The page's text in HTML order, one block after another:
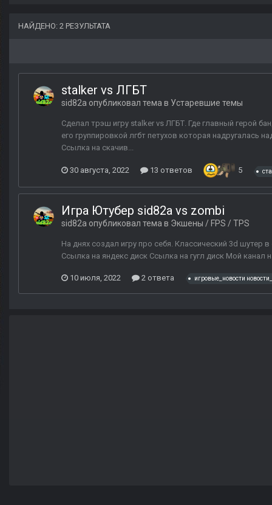
НАЙДЕНО: 2 РЕЗУЛЬТАТА
stalker vs ЛГБТ
sid82a опубликовал тема в Устаревшие темы
Сделал трэш игру stalker vs ЛГБТ. Где главный герой
его группировкой лгбт петухов которая надругалась
Ссылка на скачив...
30 августа, 2022 13 ответов 5
Игра Ютубер sid82a vs zombi
sid82a опубликовал тема в Экшены / FPS / TPS
На днях создал игру про себя. Классический 3d
Ссылка на яндекс диск Ссылка на гугл диск Мой канал
10 июля, 2022 2 ответа игровые_новости